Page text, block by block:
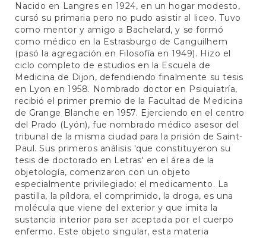
Nacido en Langres en 1924, en un hogar modesto,
cursó su primaria pero no pudo asistir al liceo. Tuvo
como mentor y amigo a Bachelard, y se formó
como médico en la Estrasburgo de Canguilhem
(pasó la agregación en Filosofía en 1949). Hizo el
ciclo completo de estudios en la Escuela de
Medicina de Dijon, defendiendo finalmente su tesis
en Lyon en 1958. Nombrado doctor en Psiquiatría,
recibió el primer premio de la Facultad de Medicina
de Grange Blanche en 1957. Ejerciendo en el centro
del Prado (Lyón), fue nombrado médico asesor del
tribunal de la misma ciudad para la prisión de Saint-
Paul. Sus primeros análisis 'que constituyeron su
tesis de doctorado en Letras' en el área de la
objetología, comenzaron con un objeto
especialmente privilegiado: el medicamento. La
pastilla, la píldora, el comprimido, la droga, es una
molécula que viene del exterior y que imita la
sustancia interior para ser aceptada por el cuerpo
enfermo. Este objeto singular, esta materia